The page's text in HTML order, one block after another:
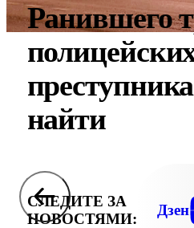
Ранившего
найти
СЛЕДИТЕ ЗА
НОВОСТЯМИ:
Дзен